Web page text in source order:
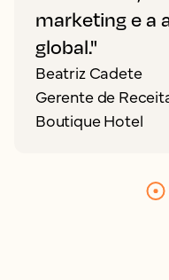
marketing e a
global."
Beatriz Cadete
Gerente de
Boutique Hotel